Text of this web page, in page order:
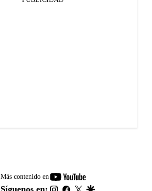
Más contenido en
youtube-
footer
Síguenos en: instagram
facebook
twitter